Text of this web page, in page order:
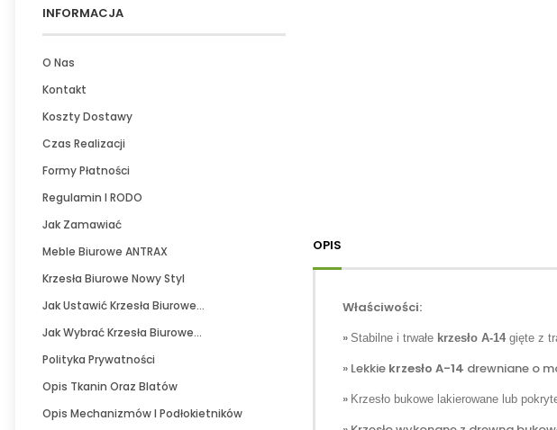
INFORMACJA
O Nas
Kontakt
Koszty Dostawy
Czas Realizacji
Formy Płatności
Regulamin I RODO
Jak Zamawiać
Meble Biurowe ANTRAX
Krzesła Biurowe Nowy Styl
Jak Ustawić Krzesła Biurowe...
Jak Wybrać Krzesła Biurowe...
Polityka Prywatności
Opis Tkanin Oraz Blatów
Opis Mechanizmów I Podłokietników
OPIS
Właściwości:
» Stabilne i trwałe krzesło A-14 gięte z
» Lekkie krzesło A-14 drewniane o
» Krzesło bukowe lakierowane lub